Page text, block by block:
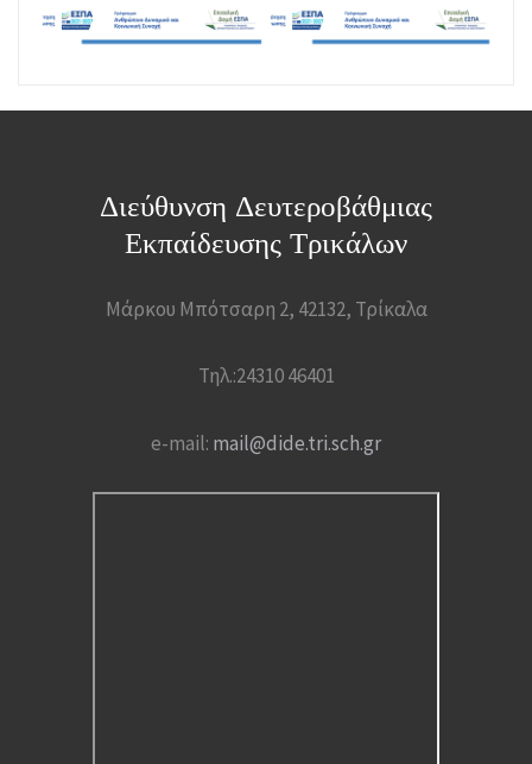
Διεύθυνση Δευτεροβάθμιας
Εκπαίδευσης Τρικάλων
Μάρκου Μπότσαρη 2, 42132, Τρίκαλα
Τηλ.:24310 46401
e-mail: mail@dide.tri.sch.gr